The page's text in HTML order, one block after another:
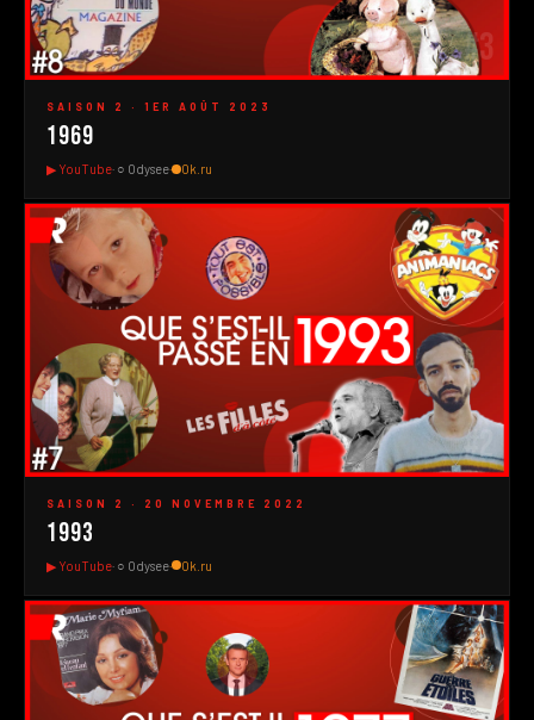
▶
#3
SAISON 2 · 1ER AOÛT 2023
1969
▶ YouTube· ○ Odysee· Ok.ru
▶
#2
SAISON 2 · 20 NOVEMBRE 2022
1993
▶ YouTube· ○ Odysee· Ok.ru